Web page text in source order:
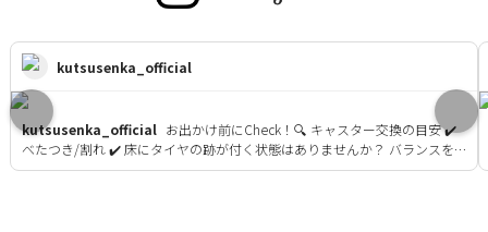
kutsusenka_official
kutsusenka_official
べたつき/割れ ✔️ 床にタイヤの跡が付く状態はありませんか？ バランスを
保つためにまとめての交換がおすすめです。 ぜひ下記店舗ににお任せくだ